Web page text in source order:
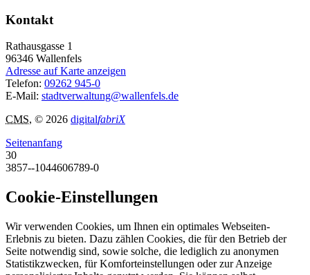
Kontakt
Rathausgasse 1
96346 Wallenfels
Adresse auf Karte anzeigen
Telefon: 09262 945-0
E-Mail: stadtverwaltung@wallenfels.de
CMS, © 2026 digitalfabriX
Seitenanfang
30
3857--1044606789-0
Cookie-Einstellungen
Wir verwenden Cookies, um Ihnen ein optimales Webseiten-
Erlebnis zu bieten. Dazu zählen Cookies, die für den Betrieb der
Seite notwendig sind, sowie solche, die lediglich zu anonymen
Statistikzwecken, für Komforteinstellungen oder zur Anzeige